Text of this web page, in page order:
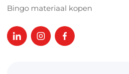
Bingo materiaal kopen